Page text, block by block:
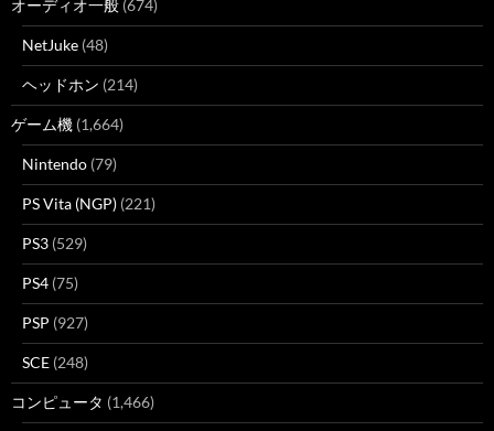
オーディオ一般 (674)
NetJuke (48)
ヘッドホン (214)
ゲーム機 (1,664)
Nintendo (79)
PS Vita (NGP) (221)
PS3 (529)
PS4 (75)
PSP (927)
SCE (248)
コンピュータ (1,466)